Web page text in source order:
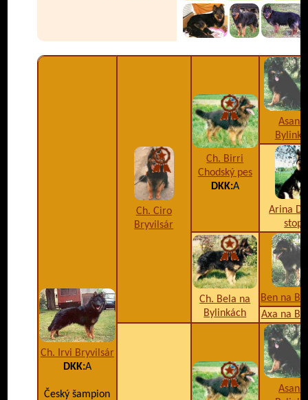
Ch. Irvi Bryvilsár
DKK:A
Český šampion
Ch. Ciro
Bryvilsár
Ch. Birri
Chodský pes
DKK:A
Asan
Arina
stopa
Ch. Bela na
Bylinkách
Ben na
Axa na
Asan